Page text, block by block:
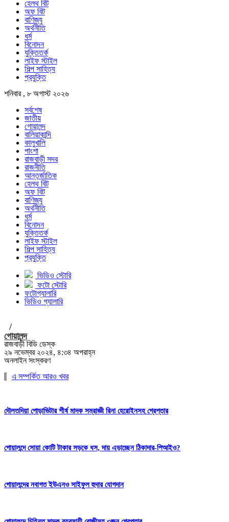
হেলথ বিট
অফ বিট
বাণিজ্য
অর্থনীতি
ধর্ম
বিনোদন
যুক্তিতর্ক
লাইফ স্টাইল
শিল্প সাহিত্য
প্রযুক্তি
শনিবার , ৮ অগাস্ট ২০২৬
সর্বশেষ
জাতীয়
গোয়ালন্দ
বালিয়াকান্দি
কালুখালি
পাংশা
রাজবাড়ী সদর
রাজনীতি
আন্তর্জাতিক
হেলথ বিট
অফ বিট
বাণিজ্য
অর্থনীতি
ধর্ম
বিনোদন
যুক্তিতর্ক
লাইফ স্টাইল
শিল্প সাহিত্য
প্রযুক্তি
ভিডিও স্টোরি
ফটো স্টোরি
ফটোগ্যালারি
ভিডিও গ্যালারি
/
গোয়ালন্দ
রাজবাড়ী বিডি ডেস্ক
২৯ নভেম্বর ২০২৪, ৪:৩৪ অপরাহ্ন
অনলাইন সংস্করণ
এ সম্পর্কিত আরও খবর
দৌলতদিয়া পোড়াভিটার শীর্ষ মাদক সম্রাজ্ঞী রিনা হেরোইনসহ গ্রেপ্তার
গোয়ালন্দে সোয়া কোটি টাকার সড়কে ধস, দায় এড়াচ্ছেন ঠিকাদার-পিআইও?
গোয়ালন্দের নবাগত ইউএনও সাইফুল হুদার যোগদান